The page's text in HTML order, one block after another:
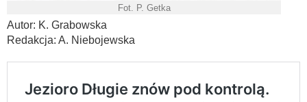
Fot. P. Getka
Autor: K. Grabowska
Redakcja: A. Niebojewska